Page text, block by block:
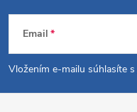
Z
á
p
Email
Vložením e-mailu súhlasíte s